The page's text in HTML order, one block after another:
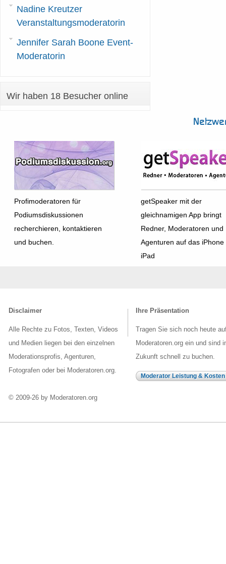
Nadine Kreutzer
Veranstaltungsmoderatorin
Jennifer Sarah Boone Event-
Moderatorin
Wir haben 18 Besucher online
Profimoderatoren für
Podiumsdiskussionen
recherchieren, kontaktieren
und buchen.
getSpeaker mit der
gleichnamigen App bringt
Redner, Moderatoren und
Agenturen auf das iPhone
iPad
Disclaimer
Alle Rechte zu Fotos, Texten, Videos
und Medien liegen bei den einzelnen
Moderationsprofis, Agenturen,
Fotografen oder bei Moderatoren.org.
© 2009-26 by Moderatoren.org
Ihre Präsentation
Tragen Sie sich noch heute
Moderatoren.org ein und sind
Zukunft schnell zu buchen.
Moderator Leistung & Kosten